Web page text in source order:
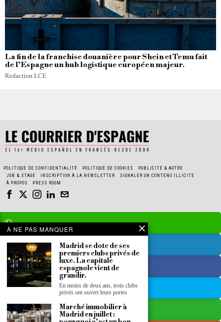
La fin de la franchise douanière pour Shein et Temu fait
de l’Espagne un hub logistique européen majeur.
Redaction LCE
POLITIQUE DE CONFIDENTIALITÉ POLITIQUE DE COOKIES
PUBLICITÉ & AUTRE
JOB & STAGE
INSCRIPTION À LA NEWSLETTER
SIGNALER UN CONTENU ILLICITE
À PROPOS
PRESS ROOM
À NE PAS MANQUER
Madrid se dote de ses
premiers clubs privés de
luxe. La capitale
espagnole vient de
grandir.
En moins de deux ans, trois clubs
privés ont ouvert leurs portes
Marché immobilier à
Madrid en juillet :